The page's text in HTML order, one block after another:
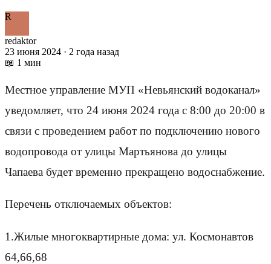
R
redaktor
23 июня 2024 · 2 года назад
📖 1 мин
Местное управление МУП «Невьянский водоканал»
уведомляет, что 24 июня 2024 года с 8:00 до 20:00 в
связи с проведением работ по подключению нового
водопровода от улицы Мартьянова до улицы
Чапаева будет временно прекращено водоснабжение.
Перечень отключаемых объектов:
1.Жилые многоквартирные дома: ул. Космонавтов
64,66,68